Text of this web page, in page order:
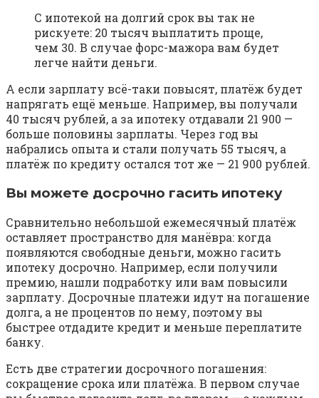
С ипотекой на долгий срок вы так не
рискуете: 20 тысяч выплатить проще,
чем 30. В случае форс-мажора вам будет
легче найти деньги.
А если зарплату всё-таки повысят, платёж будет
напрягать ещё меньше. Например, вы получали
40 тысяч рублей, а за ипотеку отдавали 21 900 —
больше половины зарплаты. Через год вы
набрались опыта и стали получать 55 тысяч, а
платёж по кредиту остался тот же — 21 900 рублей.
Вы можете досрочно гасить ипотеку
Сравнительно небольшой ежемесячный платёж
оставляет пространство для манёвра: когда
появляются свободные деньги, можно гасить
ипотеку досрочно. Например, если получили
премию, нашли подработку или вам повысили
зарплату. Досрочные платежи идут на погашение
долга, а не процентов по нему, поэтому вы
быстрее отдадите кредит и меньше переплатите
банку.
Есть две стратегии досрочного погашения:
сокращение срока или платёжа. В первом случае